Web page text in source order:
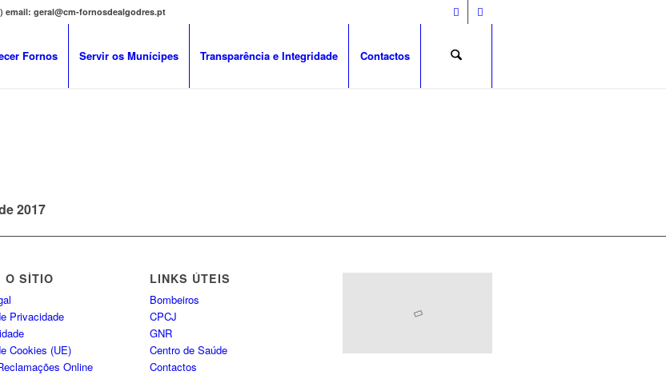
email: geral@cm-fornosdealgodres.pt
Fornos Servir os Munícipes Transparência e Integridade Contactos
2017
O SÍTIO
Privacidade
Cookies (UE)
Online
LINKS ÚTEIS
Bombeiros
CPCJ
GNR
Centro de Saúde
Contactos